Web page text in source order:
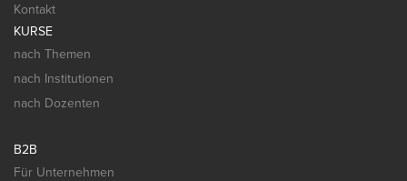
Kontakt
KURSE
nach Themen
nach Institutionen
nach Dozenten
B2B
Für Unternehmen